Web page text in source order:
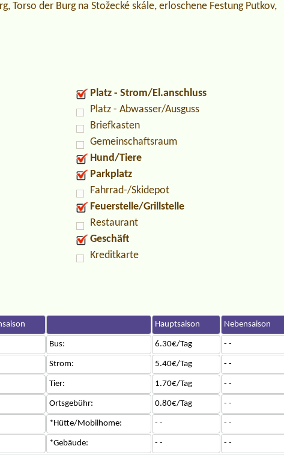
Torso der Burg na Stožecké skále, erloschene Festung Putkov,
Platz - Strom/El.anschluss
Platz - Abwasser/Ausguss
Briefkasten
Gemeinschaftsraum
Hund/Tiere
Parkplatz
Fahrrad-/Skidepot
Feuerstelle/Grillstelle
Restaurant
Geschäft
Kreditkarte
Hauptsaison Nebensaison
Bus: 6.30€/Tag - -
Strom: 5.40€/Tag - -
Tier: 1.70€/Tag - -
Ortsgebühr: 0.80€/Tag - -
*Hütte/Mobilhome: - - - -
*Gebäude: - - - -